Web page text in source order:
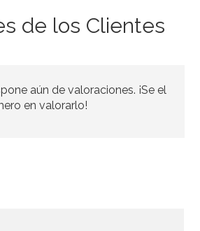
64,95€ 54,55€
de los Clientes
aún de valoraciones. ¡Se el
en valorarlo!